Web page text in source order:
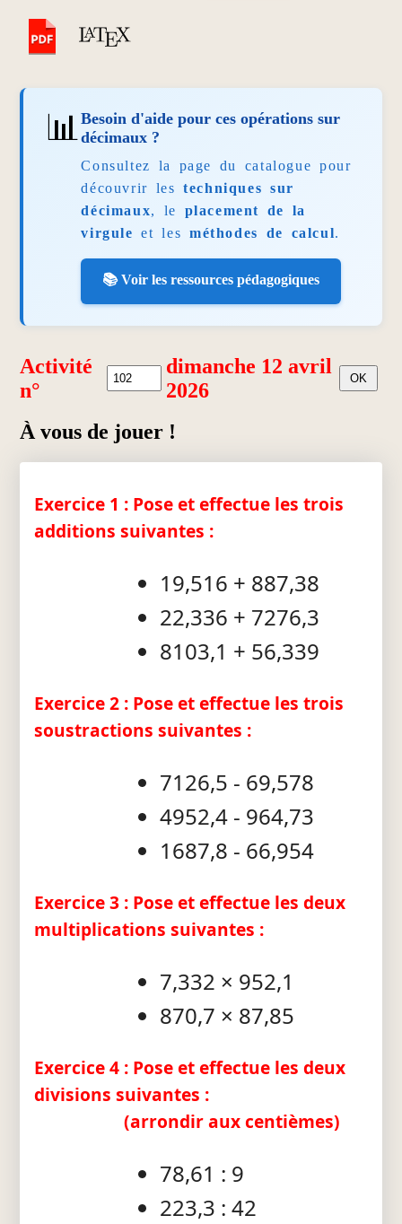
📊Besoin d'aide pour ces opérations sur
décimaux ?
Consultez la page du catalogue pour
découvrir lestechniques sur
décimaux, le placement de la
virgule et les méthodes de calcul.
📚 Voir les ressources pédagogiques
Activité
n°
dimanche 12 avril
2026
À vous de jouer !
Exercice 1 : Pose et effectue les trois
additions suivantes :
19,516 + 887,38
22,336 + 7276,3
8103,1 + 56,339
Exercice 2 : Pose et effectue les trois
soustractions suivantes :
7126,5 - 69,578
4952,4 - 964,73
1687,8 - 66,954
Exercice 3 : Pose et effectue les deux
multiplications suivantes :
7,332 × 952,1
870,7 × 87,85
Exercice 4 : Pose et effectue les deux
divisions suivantes :
(arrondir aux centièmes)
78,61 : 9
223,3 : 42